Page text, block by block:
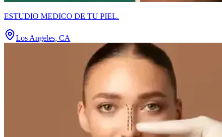
ESTUDIO MEDICO DE TU PIEL.
Los Angeles, CA